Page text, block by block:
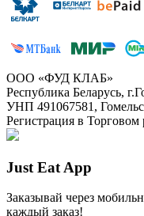
ООО «ФУД КЛАБ»
Республика Беларусь,
УНП 491067581,
Регистрация в Торговом
Just Eat App
Заказывай через
каждый заказ!